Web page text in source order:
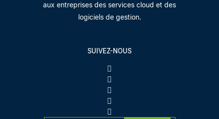
aux entreprises des services cloud et des
logiciels de gestion.
SUIVEZ-NOUS